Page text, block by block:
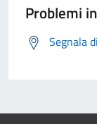
Problemi
Segnala